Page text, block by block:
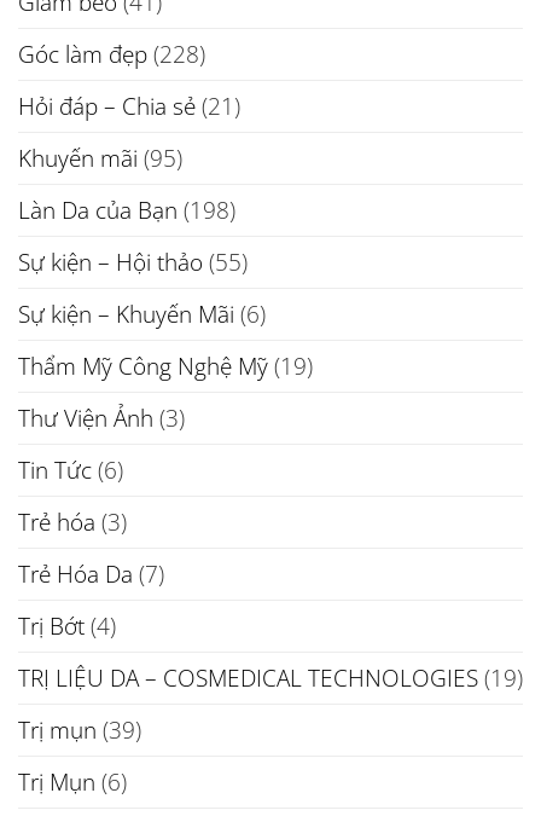
Góc làm đẹp(228)
Hỏi đáp – Chia sẻ(21)
Khuyến mãi (95)
Làn Da của Bạn (198)
Sự kiện – Hội thảo (55)
Sự kiện – Khuyến Mãi (6)
Thẩm Mỹ Công Nghệ Mỹ(19)
Thư Viện Ảnh (3)
Tin Tức(6)
Trẻ hóa (3)
Trẻ Hóa Da (7)
Trị Bớt(4)
TRỊ LIỆU DA – COSMEDICAL TECHNOLOGIES(19)
Trị mụn (39)
Trị Mụn (6)